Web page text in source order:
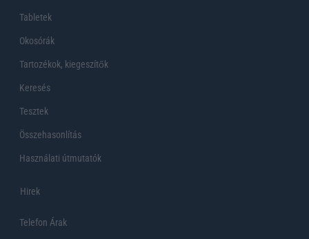
Tabletek
Okosórák
Tartozékok, kiegeszítők
Keresés
Tesztek
Összehasonlítás
Használati útmutatók
Hirek
Telefon Árak